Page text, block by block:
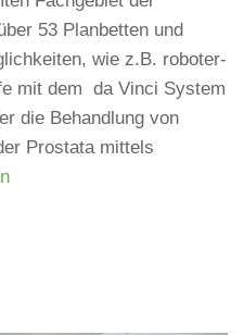
53 Planbetten und
wie z.B. roboter-
mit dem da Vinci System
die Behandlung von
Prostata mittels